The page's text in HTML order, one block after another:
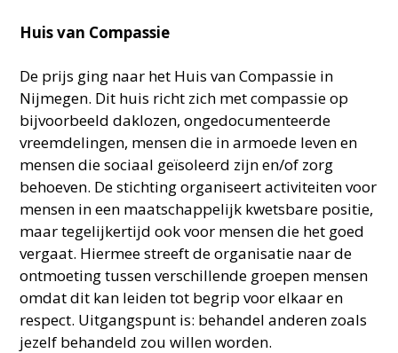
Huis van Compassie
De prijs ging naar het Huis van Compassie in
Nijmegen. Dit huis richt zich met compassie op
bijvoorbeeld daklozen, ongedocumenteerde
vreemdelingen, mensen die in armoede leven en
mensen die sociaal geïsoleerd zijn en/of zorg
behoeven. De stichting organiseert activiteiten voor
mensen in een maatschappelijk kwetsbare positie,
maar tegelijkertijd ook voor mensen die het goed
vergaat. Hiermee streeft de organisatie naar de
ontmoeting tussen verschillende groepen mensen
omdat dit kan leiden tot begrip voor elkaar en
respect. Uitgangspunt is: behandel anderen zoals
jezelf behandeld zou willen worden.